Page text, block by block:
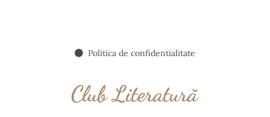
Politica de confidentialitate